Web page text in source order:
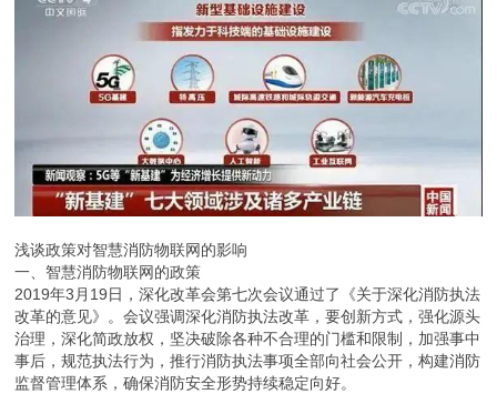
浅谈政策对智慧消防物联网的影响
一、智慧消防物联网的政策
2019年3月19日，深化改革会第七次会议通过了《关于深化消防执法
改革的意见》。会议强调深化消防执法改革，要创新方式，强化源头
治理，深化简政放权，坚决破除各种不合理的门槛和限制，加强事中
事后，规范执法行为，推行消防执法事项全部向社会公开，构建消防
监督管理体系，确保消防安全形势持续稳定向好。